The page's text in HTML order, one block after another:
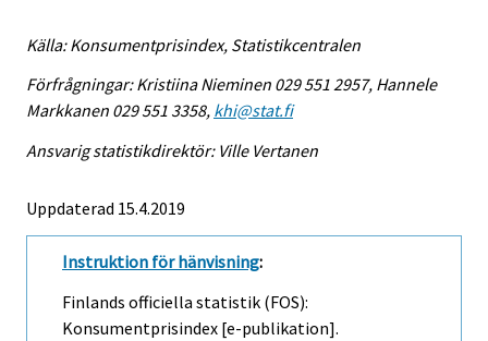
Källa: Konsumentprisindex, Statistikcentralen
Förfrågningar: Kristiina Nieminen 029 551 2957, Hannele
Markkanen 029 551 3358, khi@stat.fi
Ansvarig statistikdirektör: Ville Vertanen
Uppdaterad 15.4.2019
Instruktion för hänvisning:
Finlands officiella statistik (FOS):
Konsumentprisindex [e-publikation].